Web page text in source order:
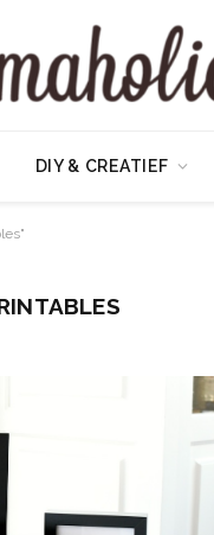
DIY & CREATIEF